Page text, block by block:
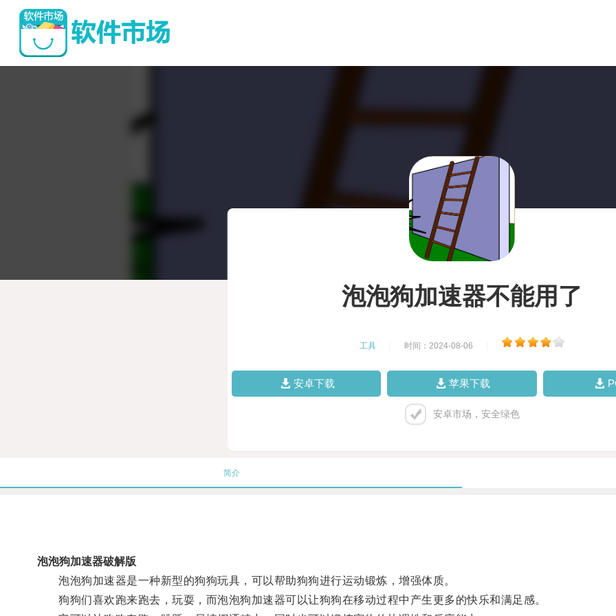
泡泡狗加速器不能用了
工具 时间：2024-08-06
安卓下载 苹果下载
安卓市场，安全绿色
简介
泡泡狗加速器破解版
泡泡狗加速器是一种新型的狗狗玩具，可以帮助狗狗进行运动锻炼，增强体质。
狗狗们喜欢跑来跑去，玩耍，而泡泡狗加速器可以让狗狗在移动过程中产生更多的快乐和满足感。